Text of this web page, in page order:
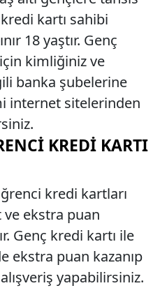
kartı sahibi
18 yaştır. Genç
kimliğiniz ve
banka şubelerine
internet sitelerinden
KREDI KARTI
kredi kartları
ekstra puan
Genç kredi kartı ile
ekstra puan kazanıp
yapabilirsiniz.